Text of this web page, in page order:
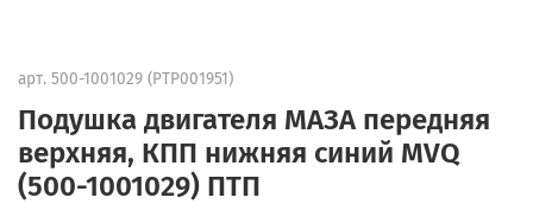
арт. 500-1001029 (PTP001951)
Подушка двигателя МАЗА передняя
верхняя, КПП нижняя синий MVQ
(500-1001029) ПТП